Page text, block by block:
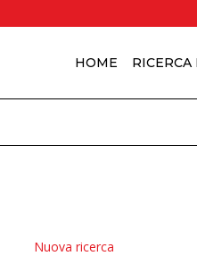
HOME
Nuova ricerca